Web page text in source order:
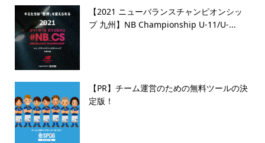
【2021 ニューバランスチャンピオンシッ
プ 九州】NB Championship U-11/U-...
【PR】チーム運営のための無料ツールの決
定版！